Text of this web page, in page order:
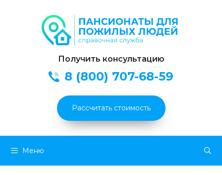
Получить консультацию
8 (800) 707-68-59
Рассчитать стоимость
Меню